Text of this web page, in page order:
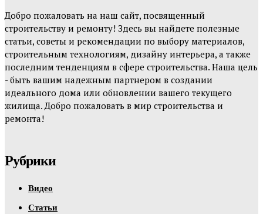
Добро пожаловать на наш сайт, посвященный
строительству и ремонту! Здесь вы найдете полезные
статьи, советы и рекомендации по выбору материалов,
строительным технологиям, дизайну интерьера, а также
последним тенденциям в сфере строительства. Наша цель
- быть вашим надежным партнером в создании
идеального дома или обновлении вашего текущего
жилища. Добро пожаловать в мир строительства и
ремонта!
Рубрики
Видео
Статьи